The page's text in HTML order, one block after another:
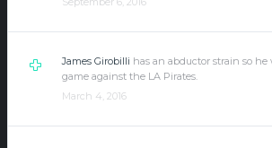
James Girobilli has an abductor strain so he
game against the LA Pirates.
March 4, 2016